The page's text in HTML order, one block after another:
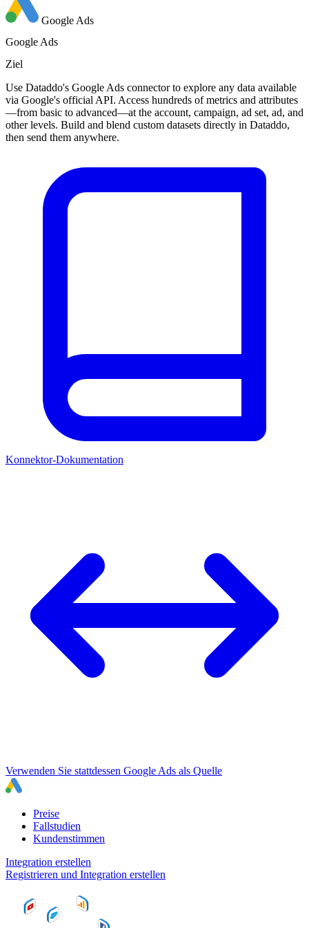
Google Ads
Google Ads
Ziel
Use Dataddo's Google Ads connector to explore any data available
via Google's official API. Access hundreds of metrics and attributes
—from basic to advanced—at the account, campaign, ad set, ad, and
other levels. Build and blend custom datasets directly in Dataddo,
then send them anywhere.
Konnektor-Dokumentation
Verwenden Sie stattdessen Google Ads als Quelle
Preise
Fallstudien
Kundenstimmen
Integration erstellen
Registrieren und Integration erstellen